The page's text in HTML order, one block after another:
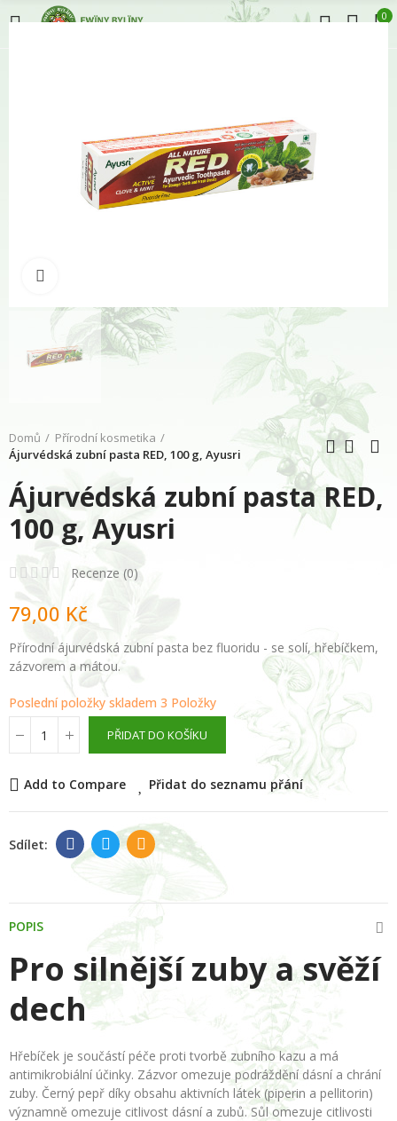
0
Domů
Přírodní kosmetika
Ájurvédská zubní pasta RED, 100 g, Ayusri
Ájurvédská zubní pasta RED,
100 g, Ayusri
Recenze (0)
79,00 Kč
Přírodní ájurvédská zubní pasta bez fluoridu - se solí, hřebíčkem,
zázvorem a mátou.
Poslední položky skladem 3 Položky
PŘIDAT DO KOŠÍKU
Add to Compare Přidat do seznamu přání
POPIS
Pro silnější zuby a svěží
dech
Hřebíček je součástí péče proti tvorbě zubního kazu a má
antimikrobiální účinky. Zázvor omezuje podráždění dásní a chrání
zuby. Černý pepř díky obsahu aktivních látek (piperin a pellitorin)
významně omezuje citlivost dásní a zubů. Sůl omezuje citlivosti